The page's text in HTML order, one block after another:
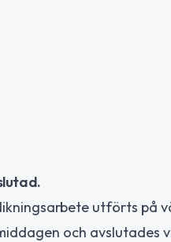
utförts på
och avslutades